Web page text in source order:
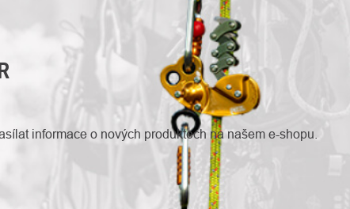
informace o nových produktech na našem e-shopu.